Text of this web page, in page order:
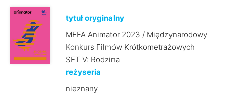
tytuł oryginalny
MFFA Animator 2023 / Międzynarodowy
Konkurs Filmów Krótkometrażowych –
SET V: Rodzina
reżyseria
nieznany